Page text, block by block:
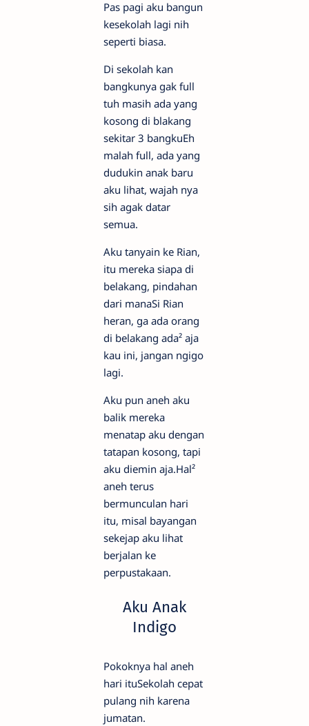
Pas pagi aku bangun
kesekolah lagi nih
seperti biasa.
Di sekolah kan
bangkunya gak full
tuh masih ada yang
kosong di blakang
sekitar 3 bangkuEh
malah full, ada yang
dudukin anak baru
aku lihat, wajah nya
sih agak datar
semua.
Aku tanyain ke Rian,
itu mereka siapa di
belakang, pindahan
dari manaSi Rian
heran, ga ada orang
di belakang ada² aja
kau ini, jangan ngigo
lagi.
Aku pun aneh aku
balik mereka
menatap aku dengan
tatapan kosong, tapi
aku diemin aja.Hal²
aneh terus
bermunculan hari
itu, misal bayangan
sekejap aku lihat
berjalan ke
perpustakaan.
Aku Anak
Indigo
Pokoknya hal aneh
hari ituSekolah cepat
pulang nih karena
jumatan.